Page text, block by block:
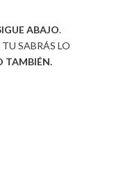
ABAJO.
SABRÁS LO
TAMBIÉN.